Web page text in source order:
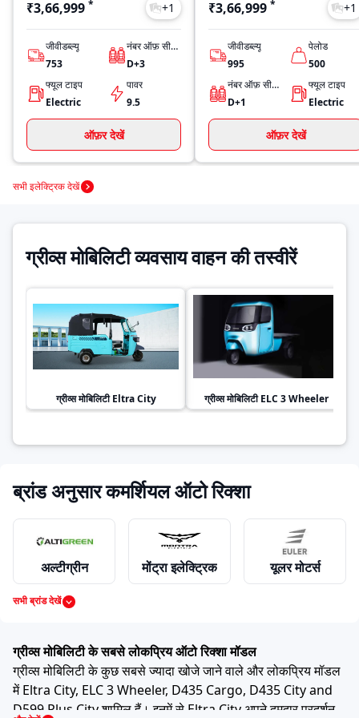
₹3,66,999 * +1
जीवीडब्ल्यू
753
नंबर ऑफ़ सीट्स
D+3
फ्यूल टाइप
Electric
पावर
9.5
ऑफ़र देखें
₹3,66,999 * +1
जीवीडब्ल्यू
995
पेलोड
500
नंबर ऑफ़ सीट्स
D+1
फ्यूल टाइप
Electric
ऑफ़र देखें
सभी इलेक्ट्रिक देखें
ग्रीव्स मोबिलिटी व्यवसाय वाहन की तस्वीरें
ग्रीव्स मोबिलिटी Eltra City ग्रीव्स मोबिलिटी ELC 3 Wheeler
ब्रांड अनुसार कमर्शियल ऑटो रिक्शा
अल्टीग्रीन मोंट्रा इलेक्ट्रिक यूलर मोटर्स
महिंद्रा पियाजियो
सभी ब्रांड देखें
ग्रीव्स मोबिलिटी के सबसे लोकप्रिय ऑटो रिक्शा मॉडल
ग्रीव्स मोबिलिटी के कुछ सबसे ज्यादा खोजे जाने वाले और लोकप्रिय मॉडल
में Eltra City, ELC 3 Wheeler, D435 Cargo, D435 City and
D599 Plus City शामिल हैं। इनमें से Eltra City अपने दमदार प्रदर्शन